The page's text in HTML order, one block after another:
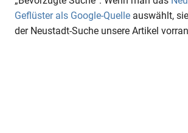
Geflüster als Google-Quelle auswählt,
der Neustadt-Suche unsere Artikel